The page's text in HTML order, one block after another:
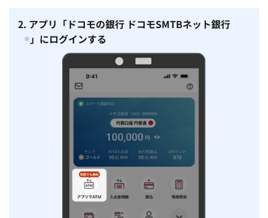
2. アプリ「ドコモの銀行 ドコモSMTBネット銀行
※」にログインする